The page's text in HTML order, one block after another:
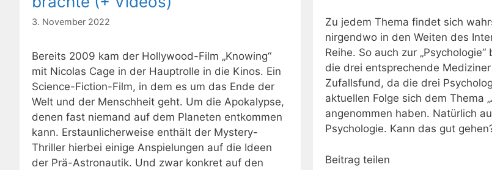
3. November 2022
Bereits 2009 kam der Hollywood-Film „Knowing“
mit Nicolas Cage in der Hauptrolle in die Kinos. Ein
Science-Fiction-Film, in dem es um das Ende der
Welt und der Menschheit geht. Um die Apokalypse,
denen fast niemand auf dem Planeten entkommen
kann. Erstaunlicherweise enthält der Mystery-
Thriller hierbei einige Anspielungen auf die Ideen
der Prä-Astronautik. Und zwar konkret auf den
Zu jedem Thema findet sich
nirgendwo in den Weiten des
Reihe. So auch zur „Psychologie“
die drei entsprechende
Zufallsfund, da die drei
aktuellen Folge sich dem Thema
angenommen haben. Natürlich
Psychologie. Kann das gut
Beitrag teilen